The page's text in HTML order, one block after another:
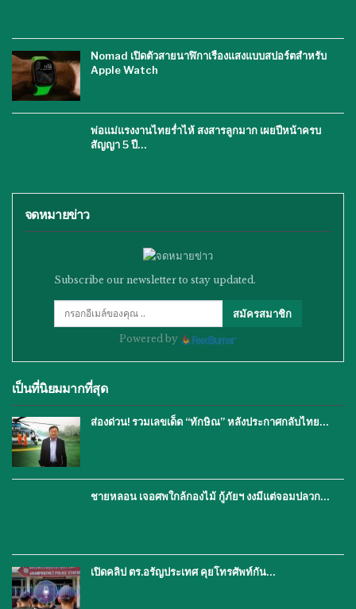
Nomad เปิดตัวสายนาฬิกาเรืองแสงแบบสปอร์ตสำหรับ
Apple Watch
พ่อแม่แรงงานไทยร่ำไห้ สงสารลูกมาก เผยปีหน้าครบ
สัญญา 5 ปี…
จดหมายข่าว
Subscribe our newsletter to stay updated.
สมัครสมาชิก
Powered by
เป็นที่นิยมมากที่สุด
ส่องด่วน! รวมเลขเด็ด “ทักษิณ” หลังประกาศกลับไทย…
ชายหลอน เจอศพใกล้กองไม้ กู้ภัยฯ งงมีแต่จอมปลวก…
เปิดคลิป ตร.อรัญประเทศ คุยโทรศัพท์กัน…